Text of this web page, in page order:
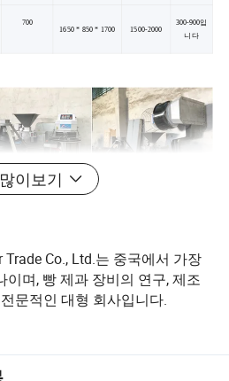
700
1650 * 850 * 1700 1500-2000
300-900입
니다
이보기
Co., Ltd.는 중국에서 가장
이며, 빵 제과 장비의 연구, 제조
문적인 대형 회사입니다.
에 관여하는 많은 선임 엔지니
고 있습니다. 아트라스콥코 기
오븐, 대류 오븐, 가스 제빵용